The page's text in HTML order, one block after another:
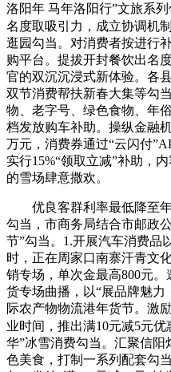
洛阳年 马年洛阳行”文旅系
名度取吸引力，成立协调机制
逛园勾当。对消费者按进行
购平台。提拔开封餐饮出名
官的双沉沉浸式新体验。各
双节消费帮扶新春大集等勾
物、老字号、绿色食物、年
档发放购车补助。操纵金融
万元，消费券通过“云闪付
实行15%“领取立减”补助，
的雪场肆意撒欢。
优良客群利率最低降至年
勾当，市商务局结合市邮政
节”勾当。1.开展汽车消费品
时，正在周家口南寨汗青文
销专场，单次金最高800元
货专场曲播，以“展品牌魅力
际农产物物流港年货节。激
业时间，推出满10元减5元优
华”冰雪消费勾当。汇聚信
色美食，打制一系列配套勾